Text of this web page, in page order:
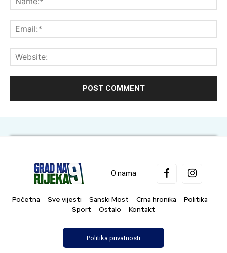
O nama
Početna Sve vijesti Sanski Most Crna hronika
Politika
Sport
Ostalo Kontakt
Politika privatnosti